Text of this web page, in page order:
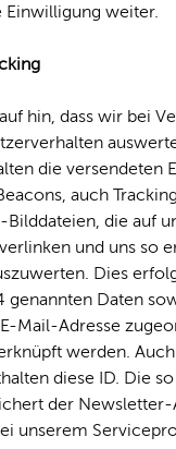
weiter.
hin, dass wir bei
die versendeten
auch
Bilddateien, die auf
und uns so
Dies
genannten Daten
Mail-Adresse
werden.
diese ID. Die
der Newsletter-
unserem